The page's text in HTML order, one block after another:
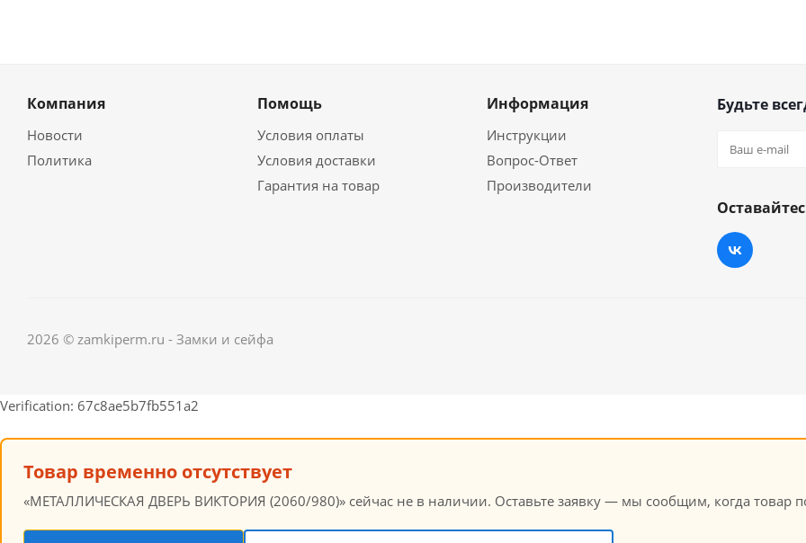
Компания
Новости
Политика
Помощь
Условия оплаты
Условия доставки
Гарантия на товар
Информация
Инструкции
Вопрос-Ответ
Производители
Будьте
2026 © zamkiperm.ru - Замки и сейфа
Verification: 67c8ae5b7fb551a2
Товар временно отсутствует
«МЕТАЛЛИЧЕСКАЯ ДВЕРЬ ВИКТОРИЯ (2060/980)» сейчас не в наличии. Оставьте заявку — мы сообщим, когда товар